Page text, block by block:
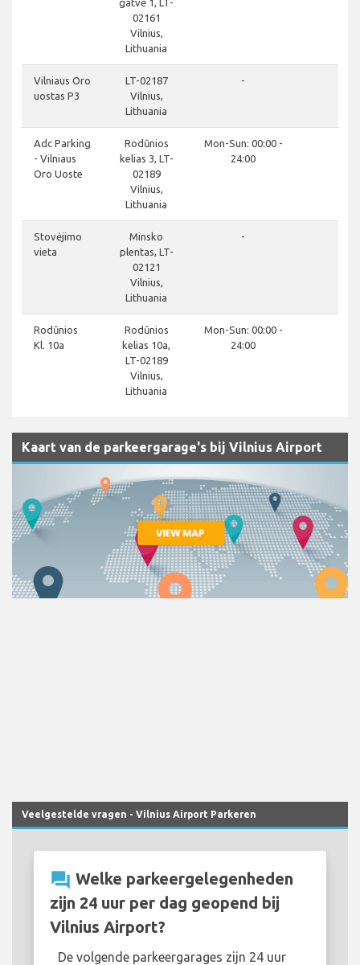
gatvė 1, LT-
02161
Vilnius,
Lithuania
Vilniaus Oro
uostas P3
LT-02187
Vilnius,
Lithuania
-
Adc Parking
- Vilniaus
Oro Uoste
Rodūnios
kelias 3, LT-
02189
Vilnius,
Lithuania
Mon-Sun: 00:00 -
24:00
Stovėjimo
vieta
Minsko
plentas, LT-
02121
Vilnius,
Lithuania
-
Rodūnios
Kl. 10a
Rodūnios
kelias 10a,
LT-02189
Vilnius,
Lithuania
Mon-Sun: 00:00 -
24:00
Kaart van de parkeergarage's bij Vilnius Airport
Veelgestelde vragen - Vilnius Airport Parkeren
question_answer Welke parkeergelegenheden
zijn 24 uur per dag geopend bij
Vilnius Airport?
De volgende parkeergarages zijn 24 uur